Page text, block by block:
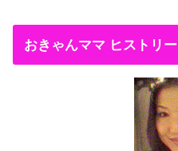
おきゃんママ ヒストリー